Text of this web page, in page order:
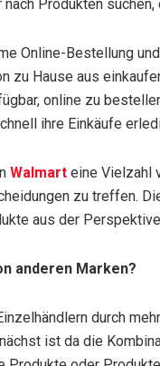
Produkten
Online-Bestellung
zu Hause aus
online zu
ihre Einkäufe
Walmart eine Vielzahl
zu treffen.
aus der
anderen Marken?
durch
ist da die